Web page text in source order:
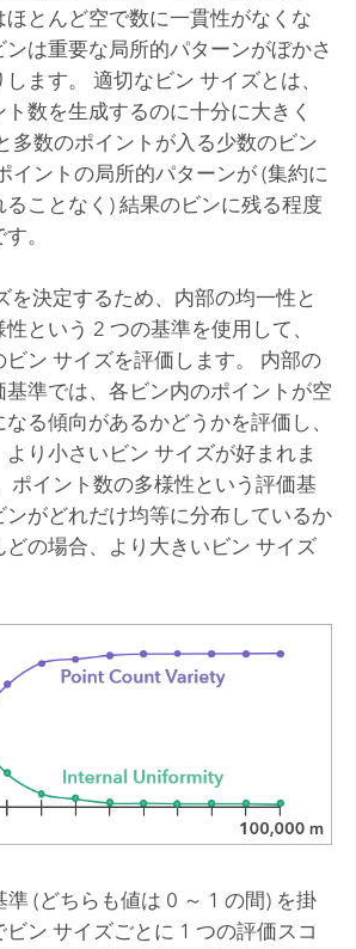
とんど空で数に一貫性がなくな
ンは重要な局所的パターンがぼかさ
ます。 適切なビン サイズとは、
数を生成するのに十分に大きく
多数のポイントが入る少数のビン
イントの局所的パターンが (集約に
ることなく) 結果のビンに残る程度
。
を決定するため、内部の均一性と
という 2 つの基準を使用して、
ビン サイズを評価します。 内部の
準では、各ビン内のポイントが空
る傾向があるかどうかを評価し、
り小さいビン サイズが好まれま
ポイント数の多様性という評価基
がどれだけ均等に分布しているか
どの場合、より大きいビン サイズ
準 (どちらも値は 0 ～ 1 の間) を掛
ン サイズごとに 1 つの評価スコ